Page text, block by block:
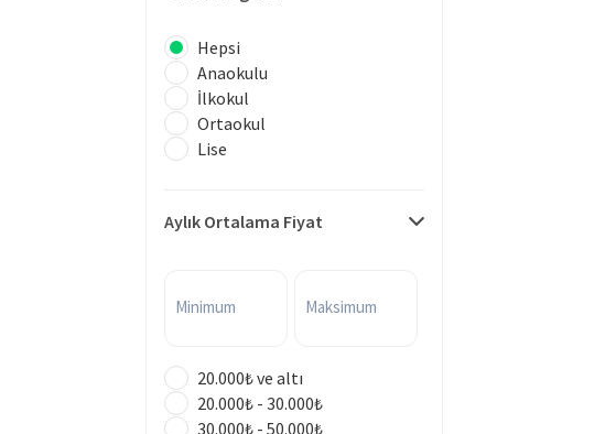
Hepsi
Anaokulu
İlkokul
Ortaokul
Lise
Aylık Ortalama Fiyat
Minimum Maksimum
20.000₺ ve altı
20.000₺ - 30.000₺
30.000₺ - 50.000₺